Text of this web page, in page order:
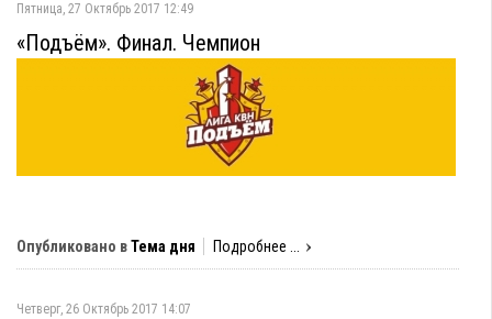
Пятница, 27 Октябрь 2017 12:49
«Подъём». Финал. Чемпион
Опубликовано вТема дня Подробнее ...
Четверг, 26 Октябрь 2017 14:07